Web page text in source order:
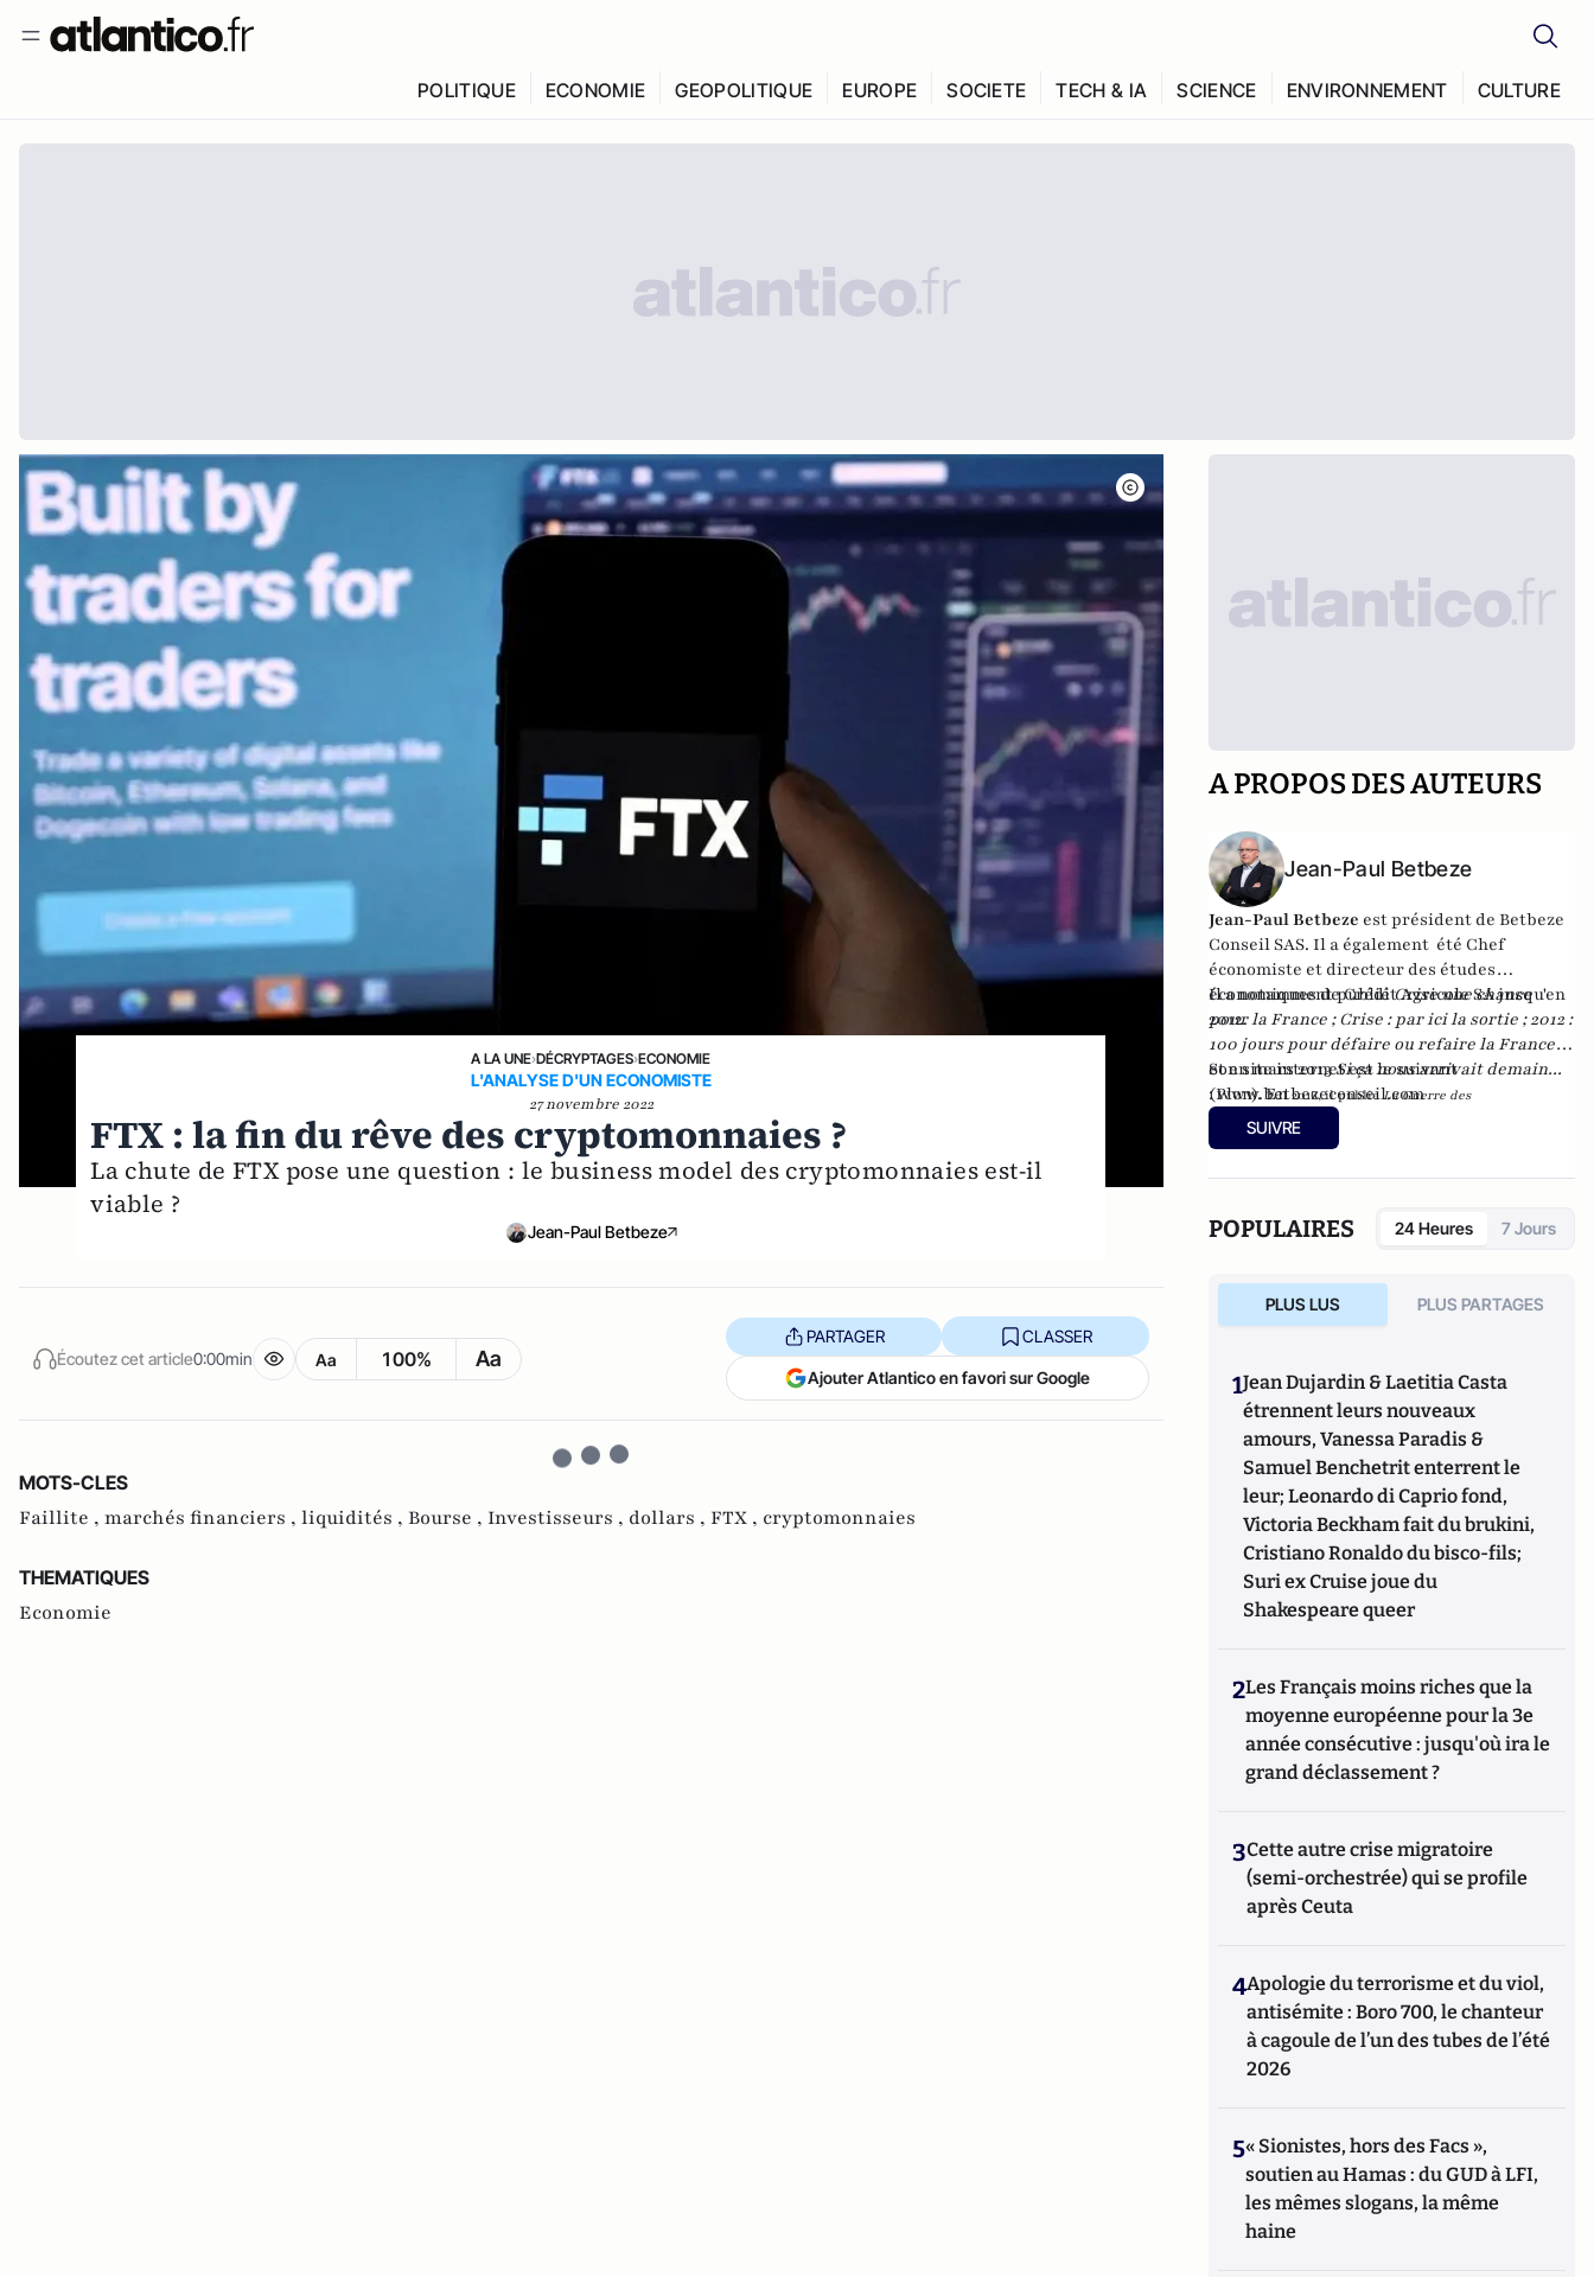
POLITIQUE ECONOMIE GEOPOLITIQUE EUROPE SOCIETE TECH & IA SCIENCE ENVIRONNEMENT CULTURE
A LA UNE›DÉCRYPTAGES›ECONOMIE
L'ANALYSE D'UN ECONOMISTE
27 novembre 2022
FTX : la fin du rêve des cryptomonnaies ?
La chute de FTX pose une question : le business model des cryptomonnaies est-il
viable ?
Jean-Paul Betbeze
Écoutez cet article0:00min Aa 100% Aa
PARTAGER CLASSER
Ajouter Atlantico en favori sur Google
MOTS-CLES
Faillite , marchés financiers , liquidités , Bourse , Investisseurs , dollars , FTX , cryptomonnaies
THEMATIQUES
Economie
A PROPOS DES AUTEURS
Jean-Paul Betbeze
Jean-Paul Betbeze est président de Betbeze
Conseil SAS. Il a également été Chef
économiste et directeur des études
économiques de Crédit Agricole SA jusqu'en
2012.
Il a notamment publiéCrise une chance
pour la France ;Crise : par ici la sortie ;2012 :
100 jours pour défaire ou refaire la France,
et en mars 2013Si ça nous arrivait demain...
(Plon). En2016, il publieLa Guerre des
Mondialisations
France, ce malade imaginaire" chez le même
Son site internet est le suivant
:www.betbezeconseil.com
SUIVRE
POPULAIRES 24 Heures 7 Jours
PLUS LUS PLUS PARTAGES
1Jean Dujardin & Laetitia Casta
étrennent leurs nouveaux
amours, Vanessa Paradis &
Samuel Benchetrit enterrent le
leur; Leonardo di Caprio fond,
Victoria Beckham fait du brukini,
Cristiano Ronaldo du bisco-fils;
Suri ex Cruise joue du
Shakespeare queer
2Les Français moins riches que la
moyenne européenne pour la 3e
année consécutive : jusqu'où ira le
grand déclassement ?
3Cette autre crise migratoire
(semi-orchestrée) qui se profile
après Ceuta
4Apologie du terrorisme et du viol,
antisémite : Boro 700, le chanteur
à cagoule de l’un des tubes de l’été
2026
5« Sionistes, hors des Facs »,
soutien au Hamas : du GUD à LFI,
les mêmes slogans, la même
haine